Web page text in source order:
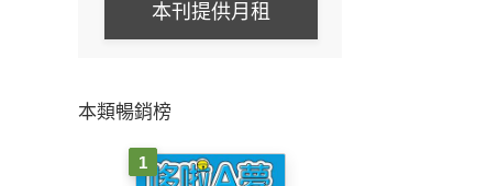
本刊提供月租
本類暢銷榜
1